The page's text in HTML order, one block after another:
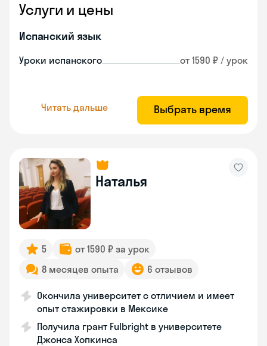
Услуги и цены
Испанский язык
Уроки испанского от 1590 ₽ / урок
Читать дальше Выбрать время
Наталья
5
от 1590 ₽ за урок
8 месяцев опыта
6 отзывов
Окончила университет с отличием и имеет
опыт стажировки в Мексике
Получила грант Fulbright в университете
Джонса Хопкинса